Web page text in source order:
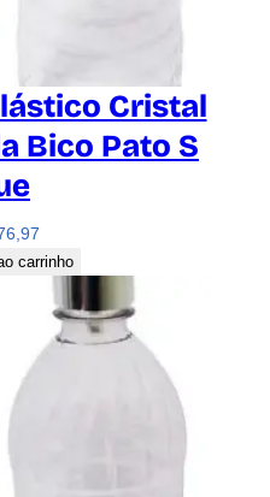
Cristal
Bico Pato S
carrinho